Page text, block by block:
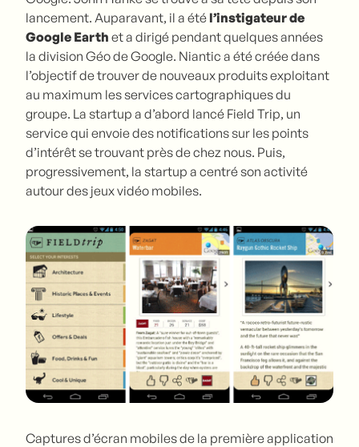
lancement. Auparavant, il a été l’instigateur de
Google Earth et a dirigé pendant quelques années
la division Géo de Google. Niantic a été créée dans
l’objectif de trouver de nouveaux produits exploitant
au maximum les services cartographiques du
groupe. La startup a d’abord lancé Field Trip, un
service qui envoie des notifications sur les points
d’intérêt se trouvant près de chez nous. Puis,
progressivement, la startup a centré son activité
autour des jeux vidéo mobiles.
Captures d’écran mobiles de la première application